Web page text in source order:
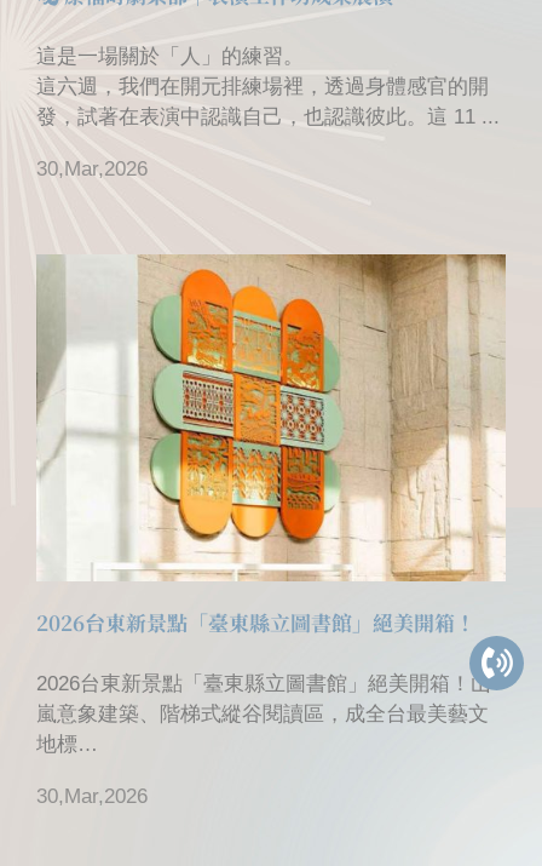
這是一場關於「人」的練習。
這六週，我們在開元排練場裡，透過身體感官的開
發，試著在表演中認識自己，也認識彼此。這 11 ...
30,Mar,2026
2026台東新景點「臺東縣立圖書館」絕美開箱！
2026台東新景點「臺東縣立圖書館」絕美開箱！山
嵐意象建築、階梯式縱谷閱讀區，成全台最美藝文
地標
30,Mar,2026